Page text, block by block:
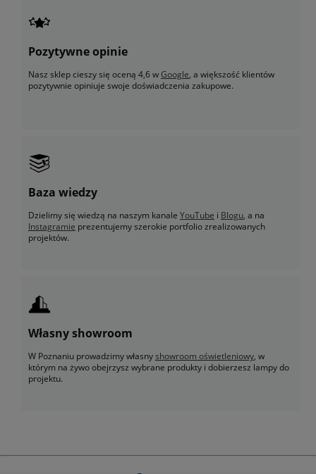
Pozytywne opinie
Nasz sklep cieszy się oceną 4,6 wGoogle, a większość klientów
pozytywnie opiniuje swoje doświadczenia zakupowe.
Baza wiedzy
Dzielimy się wiedzą na naszym kanale YouTube i Blogu, a na
Instagramie prezentujemy szerokie portfolio zrealizowanych
projektów.
Własny showroom
W Poznaniu prowadzimy własnyshowroom oświetleniowy, w
którym na żywo obejrzysz wybrane produkty i dobierzesz lampy do
projektu.